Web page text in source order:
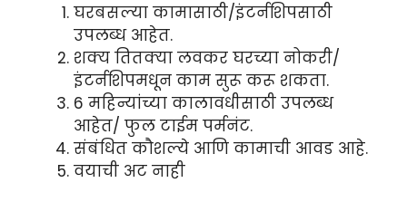
घरबसल्या कामासाठी/इंटर्नशिपसाठी
उपलब्ध आहेत.
शक्य तितक्या लवकर घरच्या नोकरी/
इंटर्नशिपमधून काम सुरू करू शकता.
6 महिन्यांच्या कालावधीसाठी उपलब्ध
आहेत/ फुल टाईम पर्मनंट.
संबंधित कौशल्ये आणि कामाची आवड आहे.
वयाची अट नाही